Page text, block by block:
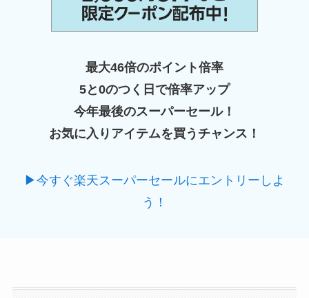
最大46倍のポイント倍率
5と0のつく日で倍率アップ
今年最後のスーパーセール！
お気に入りアイテムを買うチャンス！
▶今すぐ楽天スーパーセールにエントリーしよ
う！